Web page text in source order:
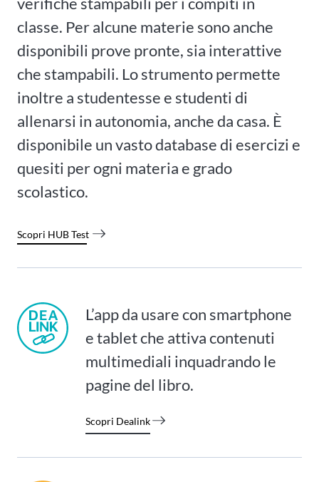
classe. Per alcune materie sono anche
disponibili prove pronte, sia interattive
che stampabili. Lo strumento permette
inoltre a studentesse e studenti di
allenarsi in autonomia, anche da casa. È
disponibile un vasto database di esercizi e
quesiti per ogni materia e grado
scolastico.
Scopri HUB Test
L’app da usare con smartphone
e tablet che attiva contenuti
multimediali inquadrando le
pagine del libro.
Scopri Dealink